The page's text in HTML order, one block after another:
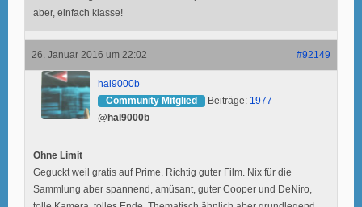
aber, einfach klasse!
26. Januar 2016 um 22:02 #92149
hal9000b
Community Mitglied
Beiträge: 1977
@hal9000b
Ohne Limit
Geguckt weil gratis auf Prime. Richtig guter Film. Nix für die
Sammlung aber spannend, amüsant, guter Cooper und DeNiro,